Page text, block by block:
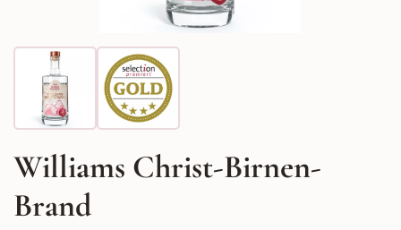
Williams Christ-Birnen-
Brand